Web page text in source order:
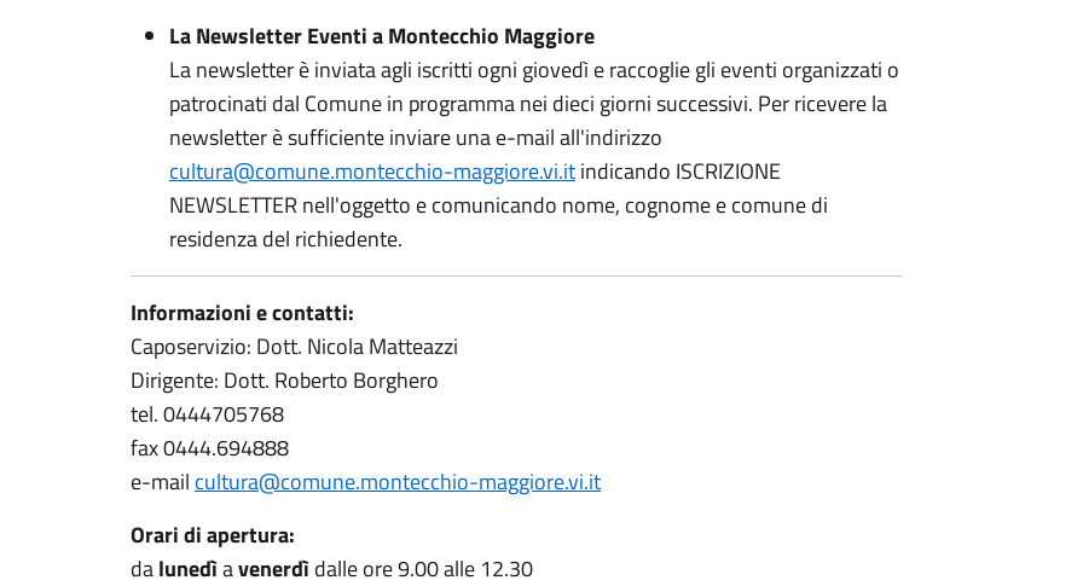
La Newsletter Eventi a Montecchio Maggiore
La newsletter è inviata agli iscritti ogni giovedì e raccoglie gli eventi organizzati o
patrocinati dal Comune in programma nei dieci giorni successivi. Per ricevere la
newsletter è sufficiente inviare una e-mail all'indirizzo
cultura@comune.montecchio-maggiore.vi.itindicando ISCRIZIONE
NEWSLETTER nell'oggetto e comunicando nome, cognome e comune di
residenza del richiedente.
Informazioni e contatti:
Caposervizio: Dott. Nicola Matteazzi
Dirigente: Dott. Roberto Borghero
tel. 0444705768
fax 0444.694888
e-mail cultura@comune.montecchio-maggiore.vi.it
Orari di apertura:
dalunedìavenerdì dalle ore 9.00 alle 12.30